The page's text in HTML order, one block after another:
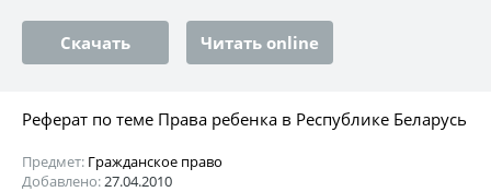
Скачать Читать online
Реферат по теме Права ребенка в Республике Беларусь
Предмет: Гражданское право
Добавлено:27.04.2010